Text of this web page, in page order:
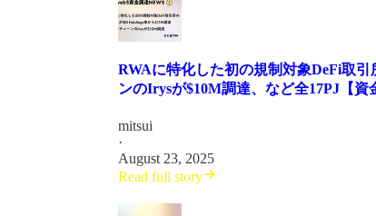
RWAに特化した初の規制対象DeFi取
ンのIrysが$10M調達、など全17PJ【資
mitsui
·
August 23, 2025
Read full story